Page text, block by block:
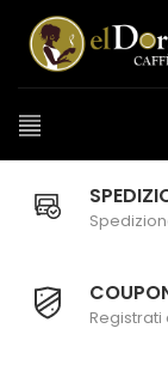
Registrati